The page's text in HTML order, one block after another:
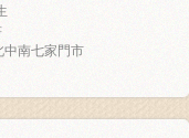
中南七家門市